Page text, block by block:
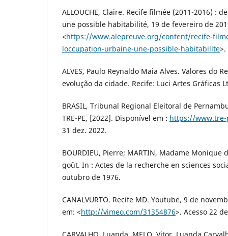
ALLOUCHE, Claire. Recife filmée (2011-2016) :
une possible habitabilité, 19 de fevereiro de
<https://www.alepreuve.org/content/recife-
loccupation-urbaine-une-possible-habitabilite>.
ALVES, Paulo Reynaldo Maia Alves. Valores do
evolução da cidade. Recife: Luci Artes Gráficas
BRASIL, Tribunal Regional Eleitoral de
TRE-PE, [2022]. Disponível em : https://
31 dez. 2022.
BOURDIEU, Pierre; MARTIN, Madame Monique
goût. In : Actes de la recherche en sciences
outubro de 1976.
CANALVURTO. Recife MD. Youtube, 9 de
em: <http://vimeo.com/31354876>. Acesso 22